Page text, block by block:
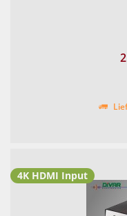
4K HDMI Input